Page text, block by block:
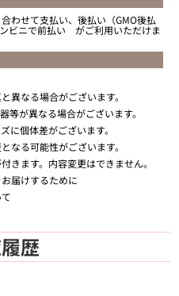
わせて支払い、後払い（GMO後払
ビニで前払い がご利用いただけま
異なる場合がございます。
等が異なる場合がございます。
に個体差がございます。
なる可能性がございます。
きます。内容変更はできません。
届けするために
歴